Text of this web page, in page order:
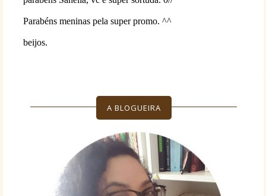
A BLOGUEIRA